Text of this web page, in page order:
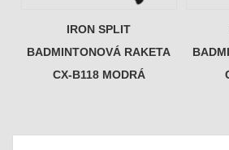
IRON SPLIT
BADMINTONOVÁ RAKETA
CX-B118 MODRÁ